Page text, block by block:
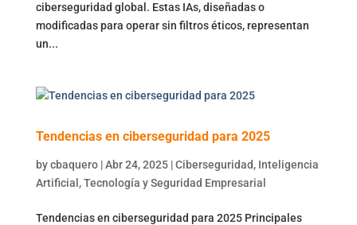
ciberseguridad global. Estas IAs, diseñadas o
modificadas para operar sin filtros éticos, representan
un...
Tendencias en ciberseguridad para 2025
bycbaquero|Abr 24, 2025|Ciberseguridad, Inteligencia
Artificial ,Tecnología y Seguridad Empresarial
Tendencias en ciberseguridad para 2025 Principales